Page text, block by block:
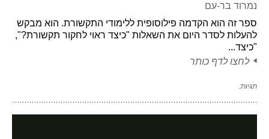
נמרוד בר-עם
ספר זה הוא הקדמה פילוסופית ללימודי התקשורת. הוא מבקש
להעלות לסדר היום את השאלות "כיצד ראוי לחקור תקשורת?",
"כיצד...
לחצו לדף כותר
תגיות: